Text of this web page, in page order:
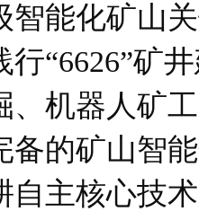
智能化矿山
行“6626”矿
、机器人矿
备的矿山智
自主核心技